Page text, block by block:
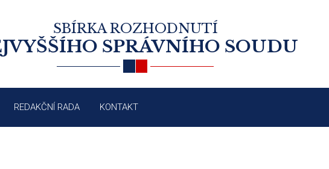
SBÍRKA ROZHODNUTÍ
SPRÁVNÍHO SOUDU
REDAKČNÍ RADA KONTAKT